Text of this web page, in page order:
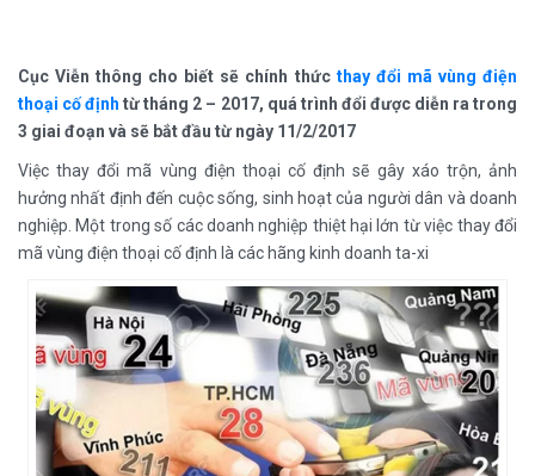
Cục Viễn thông cho biết sẽ chính thức thay đổi mã vùng điện
thoại cố định từ tháng 2 – 2017, quá trình đổi được diễn ra trong
3 giai đoạn và sẽ bắt đầu từ ngày 11/2/2017
Việc thay đổi mã vùng điện thoại cố định sẽ gây xáo trộn, ảnh
hưởng nhất định đến cuộc sống, sinh hoạt của người dân và doanh
nghiệp. Một trong số các doanh nghiệp thiệt hại lớn từ việc thay đổi
mã vùng điện thoại cố định là các hãng kinh doanh ta-xi